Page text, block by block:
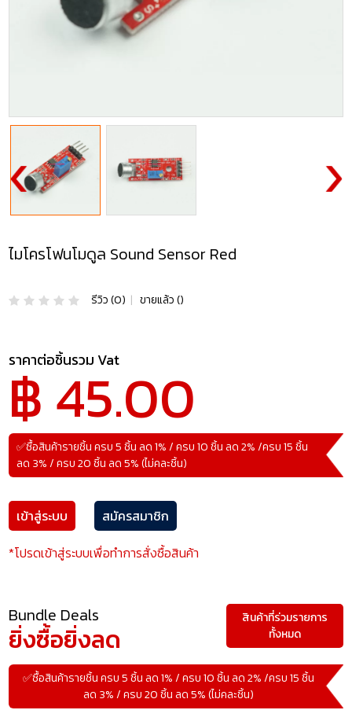
ไมโครโฟนโมดูล Sound Sensor Red
รีวิว (0) | ขายแล้ว ()
ราคาต่อชิ้นรวม Vat
฿ 45.00
✅ซื้อสินค้ารายชิ้น ครบ 5 ชิ้น ลด 1% / ครบ 10 ชิ้น ลด 2% /ครบ 15 ชิ้น
ลด 3% / ครบ 20 ชิ้น ลด 5% (ไม่คละชิ้น)
เข้าสู่ระบบ
สมัครสมาชิก
*โปรดเข้าสู่ระบบเพื่อทำการสั่งซื้อสินค้า
Bundle Deals
ยิ่งซื้อยิ่งลด
✅ซื้อสินค้ารายชิ้น ครบ 5 ชิ้น ลด 1% / ครบ 10 ชิ้น ลด 2% /ครบ 15 ชิ้น
ลด 3% / ครบ 20 ชิ้น ลด 5% (ไม่คละชิ้น)
สินค้าที่ร่วมรายการ
ทั้งหมด